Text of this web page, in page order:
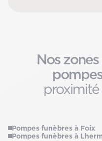
Nos
proximité
Pompes funèbres à Foix
Pompes funèbres à